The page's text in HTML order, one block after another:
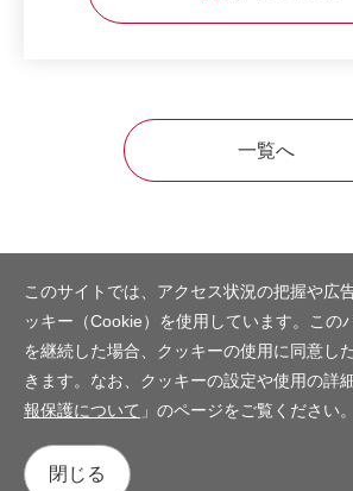
一覧へ
このサイトでは、アクセス状況の把握や広
ッキー（Cookie）を使用しています。この
を継続した場合、クッキーの使用に同意し
きます。なお、クッキーの設定や使用の詳
報保護について 」のページをご覧ください。
閉じる